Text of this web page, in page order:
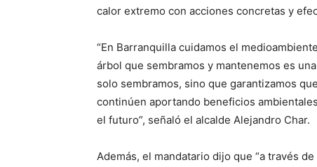
calor extremo con acciones concretas y
“En Barranquilla cuidamos el
árbol que sembramos y mantenemos es
solo sembramos, sino que garantizamos
continúen aportando beneficios
el futuro”, señaló el alcalde Alejandro Char.
Además, el mandatario dijo que “a través